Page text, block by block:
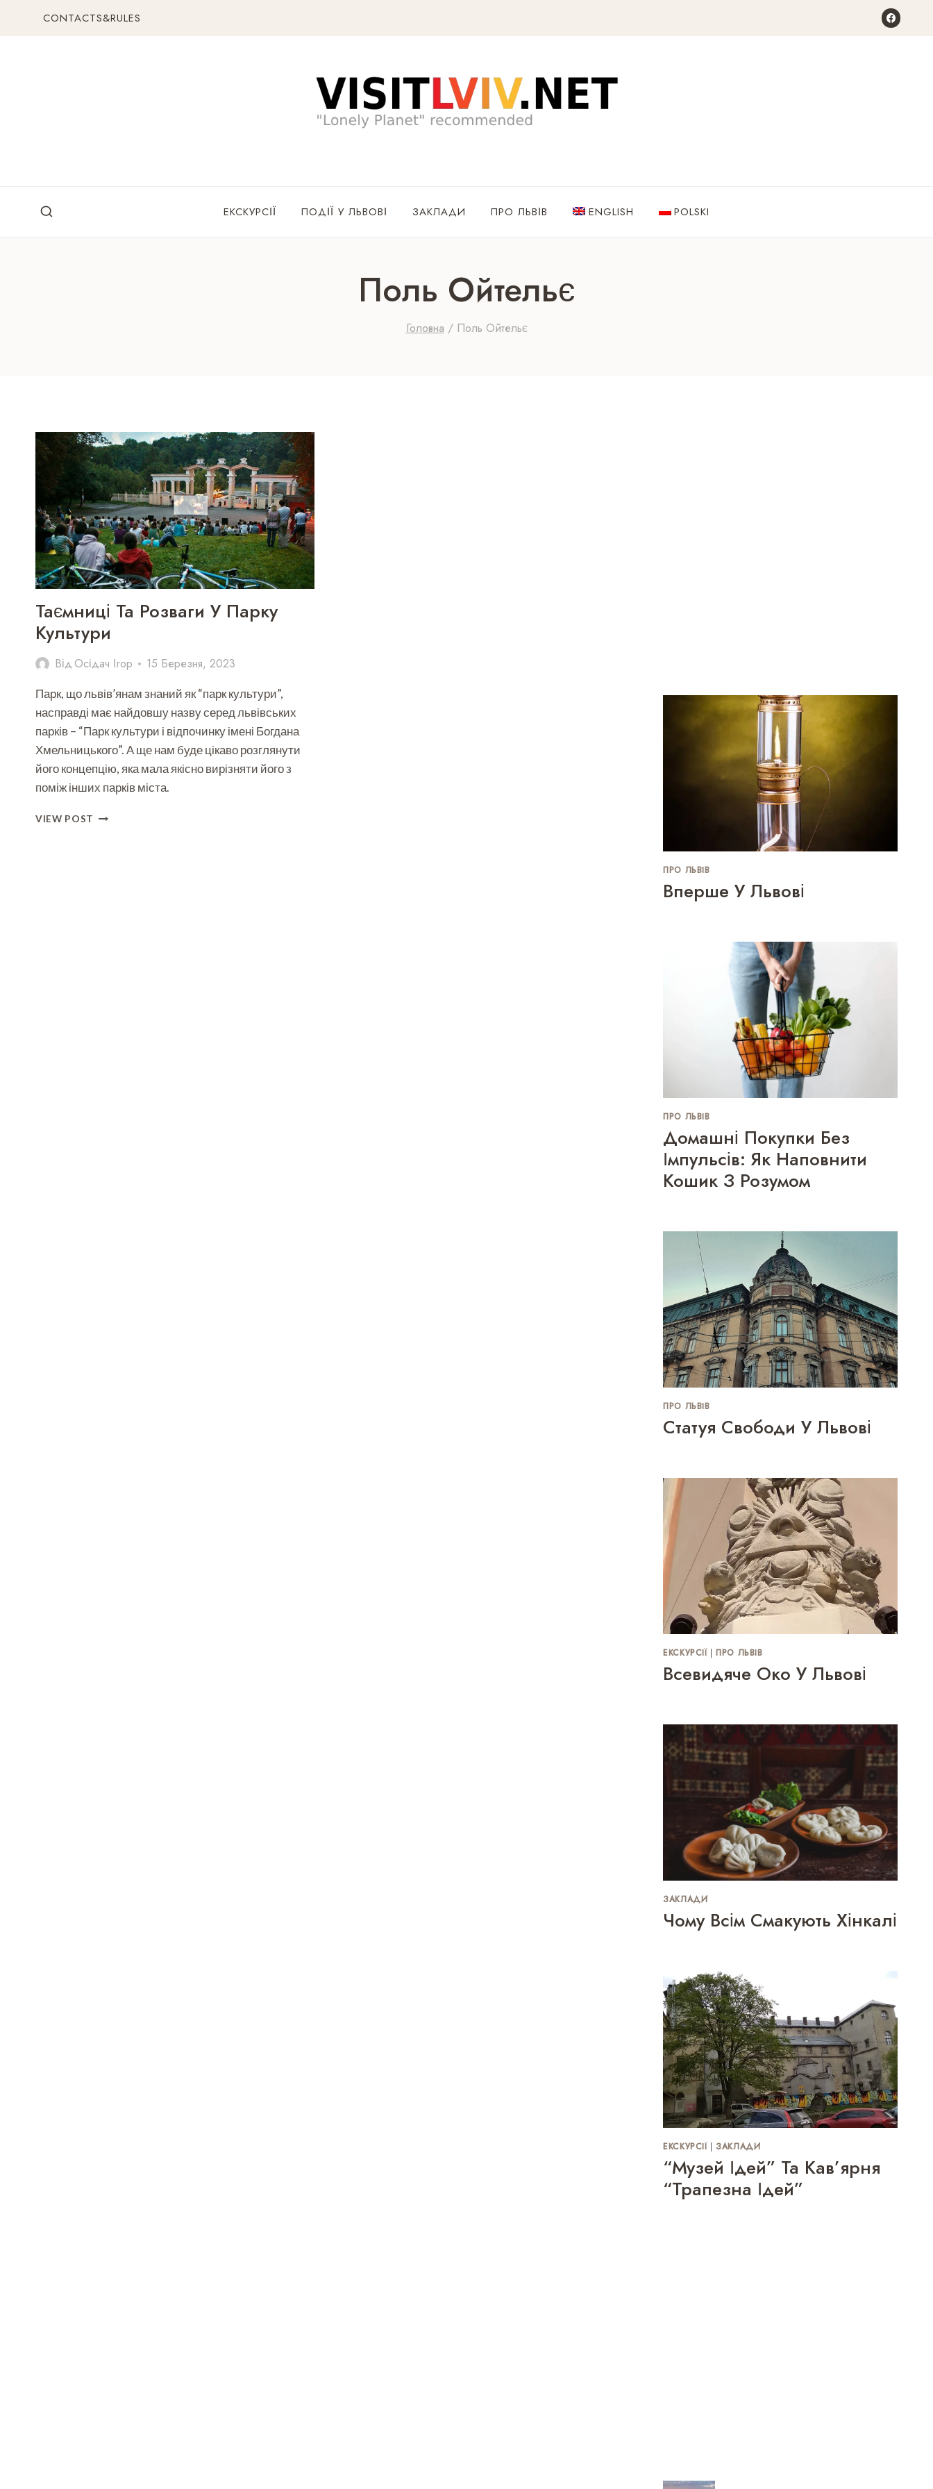
CONTACTS&RULES
ЕКСКУРСІЇ ПОДІЇ У ЛЬВОВІ ЗАКЛАДИ ПРО ЛЬВІВ ENGLISH POLSKI
Поль Ойтельє
Головна / Поль Ойтельє
Таємниці Та Розваги У Парку
Культури
Від Осідач Ігор 15 Березня, 2023
Парк, що львів’янам знаний як “парк культури”,
насправді має найдовшу назву серед львівських
парків – “Парк культури і відпочинку імені Богдана
Хмельницького”. А ще нам буде цікаво розглянути
його концепцію, яка мала якісно вирізняти його з
поміж інших парків міста.
VIEW POST ТАЄМНИЦІ
ПРО ЛЬВІВ
Вперше У Львові
ПРО ЛЬВІВ
Домашні Покупки Без
Імпульсів: Як Наповнити
Кошик З Розумом
ПРО ЛЬВІВ
Статуя Свободи У Львові
ЕКСКУРСІЇ|ПРО ЛЬВІВ
Всевидяче Око У Львові
ЗАКЛАДИ
Чому Всім Смакують Хінкалі
ЕКСКУРСІЇ| ЗАКЛАДИ
“Музей Ідей” Та Кав’ярня
“Трапезна Ідей”